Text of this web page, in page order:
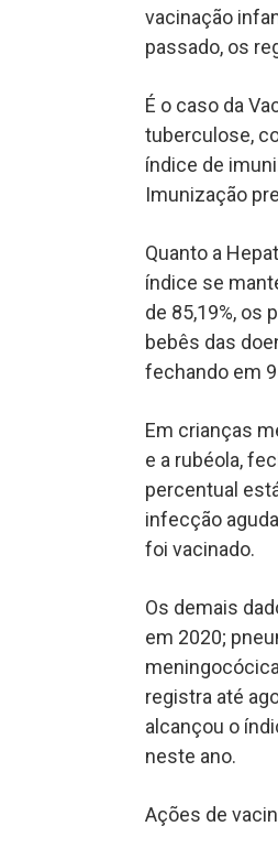
vacinação
passado, os
É o caso da
tuberculose,
índice de
Imunização
Quanto a
índice se
de 85,19%, os
bebês das
fechando em
Em crianças
e a rubéola,
percentual
infecção
foi vacinado.
Os demais
em 2020;
registra até
alcançou o
neste ano.
Ações de